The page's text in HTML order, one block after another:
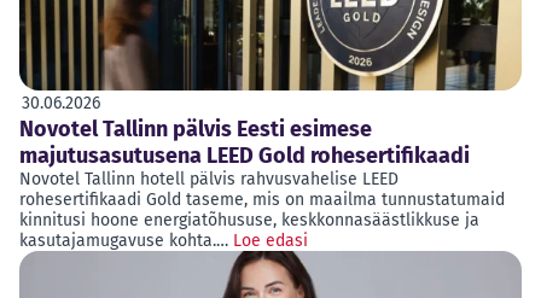
30.06.2026
Novotel Tallinn pälvis Eesti esimese
majutusasutusena LEED Gold rohesertifikaadi
Novotel Tallinn hotell pälvis rahvusvahelise LEED
rohesertifikaadi Gold taseme, mis on maailma tunnustatumaid
kinnitusi hoone energiatõhususe, keskkonnasäästlikkuse ja
kasutajamugavuse kohta.… Loe edasi